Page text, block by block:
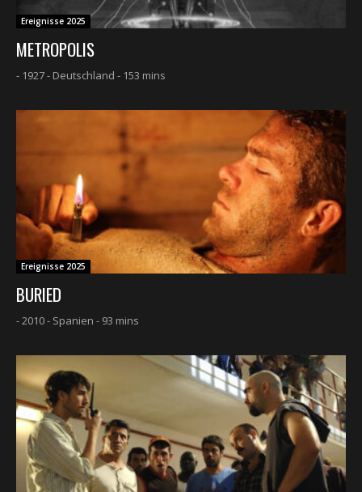
Ereignisse 2025
METROPOLIS
- 1927 - Deutschland - 153 mins
Ereignisse 2025
BURIED
- 2010 - Spanien - 93 mins